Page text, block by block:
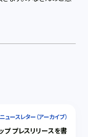
ニュースレター（アーカイブ）
プ プレスリリースを書